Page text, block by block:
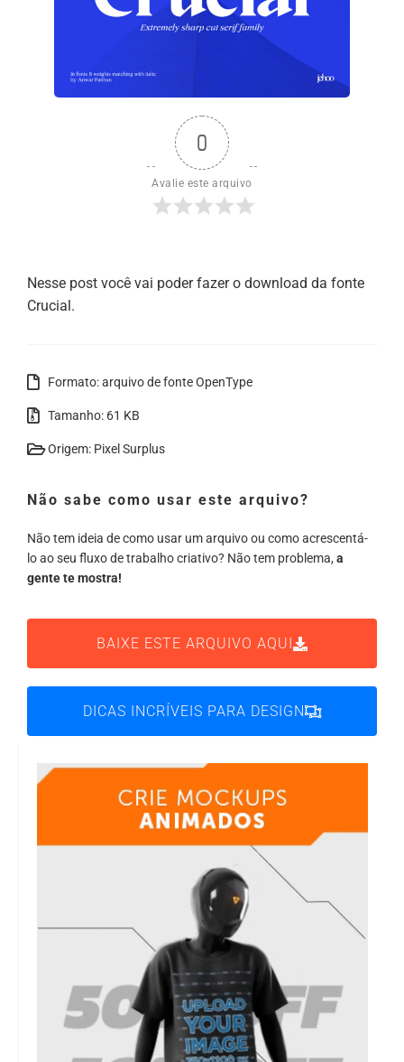
0
Avalie este arquivo
Nesse post você vai poder fazer o download da fonte
Crucial.
Formato: arquivo de fonte OpenType
Tamanho: 61 KB
Origem: Pixel Surplus
Não sabe como usar este arquivo?
Não tem ideia de como usar um arquivo ou como acrescentá-
lo ao seu fluxo de trabalho criativo? Não tem problema, a
gente te mostra!
BAIXE ESTE ARQUIVO AQUI
DICAS INCRÍVEIS PARA DESIGN